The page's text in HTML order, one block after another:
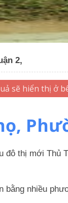
2,
đô thị mới Thủ
nhiều